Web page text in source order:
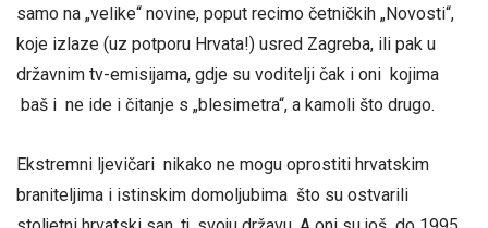
samo na „velike“ novine, poput recimo četničkih „Novosti“,
koje izlaze (uz potporu Hrvata!) usred Zagreba, ili pak u
državnim tv-emisijama, gdje su voditelji čak i oni kojima
baš i ne ide i čitanje s „blesimetra“, a kamoli što drugo.
Ekstremni ljevičari nikako ne mogu oprostiti hrvatskim
braniteljima i istinskim domoljubima što su ostvarili